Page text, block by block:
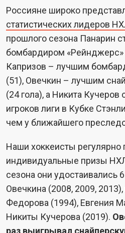
Россияне широко
статистических лидеров
прошлого сезона Панарин
бомбардиром «Рейнджерс»
Капризов – лучшим
(51), Овечкин – лучшим
(24 гола), а Никита Кучеров
игроков лиги в Кубке
чем у ближайшего
Наши хоккеисты регулярно
индивидуальные призы
сезона они удостаивались 6
Овечкина (2008, 2009,
Федорова (1994), Евгения
Никиты Кучерова (2019).
раз выигрывал